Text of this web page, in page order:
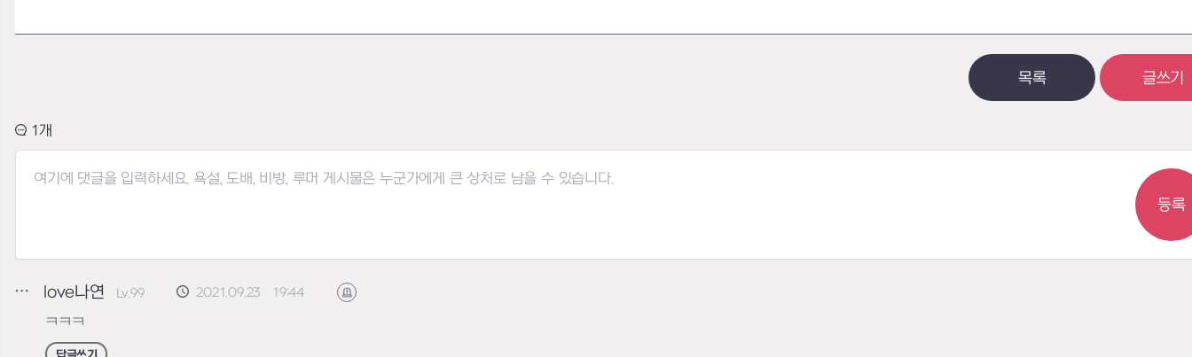
목록 글쓰기
1
등록
love나연 Lv.99 2021.09.23 19:44 신고하기
ㅋㅋㅋ